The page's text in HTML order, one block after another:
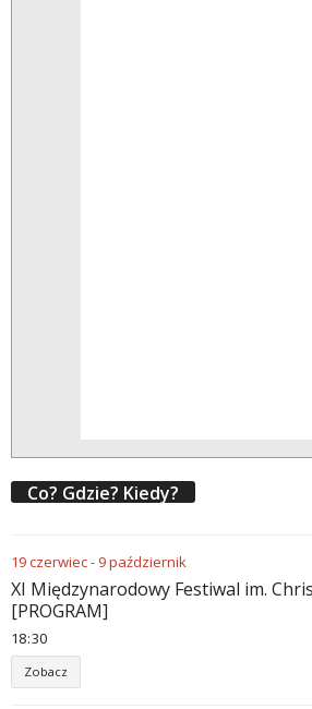
Co? Gdzie? Kiedy?
19czerwiec- 9październik
XI Międzynarodowy Festiwal im.
[PROGRAM]
18:30
Zobacz